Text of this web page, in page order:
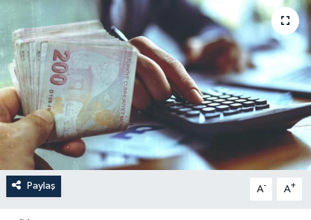
Paylaş A- A+
İLÇELER
OTOPARK
TEKNOLOJİ